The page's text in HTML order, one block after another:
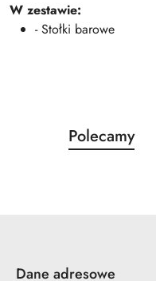
W zestawie:
- Stołki barowe
Pomiń karuzelę
Produkty
o
Polecamy
Dane adresowe